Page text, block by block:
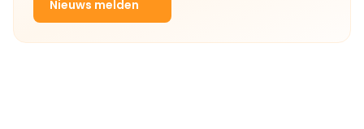
Nieuws melden